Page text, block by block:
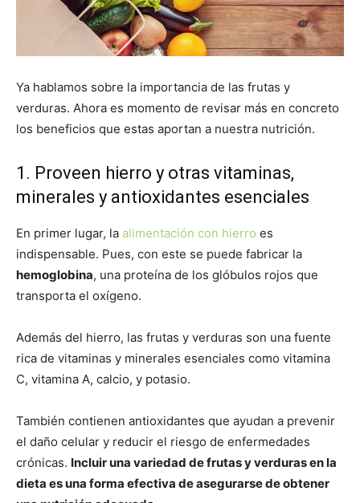
Ya hablamos sobre la importancia de las frutas y
verduras. Ahora es momento de revisar más en concreto
los beneficios que estas aportan a nuestra nutrición.
1. Proveen hierro y otras vitaminas,
minerales y antioxidantes esenciales
En primer lugar, la alimentación con hierro es
indispensable. Pues, con este se puede fabricar la
hemoglobina, una proteína de los glóbulos rojos que
transporta el oxígeno.
Además del hierro, las frutas y verduras son una fuente
rica de vitaminas y minerales esenciales como vitamina
C, vitamina A, calcio, y potasio.
También contienen antioxidantes que ayudan a prevenir
el daño celular y reducir el riesgo de enfermedades
crónicas. Incluir una variedad de frutas y verduras en la
dieta es una forma efectiva de asegurarse de obtener